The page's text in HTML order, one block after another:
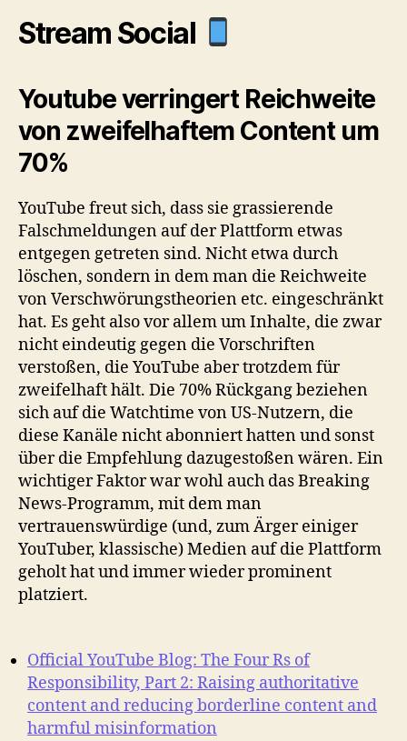
Stream Social
Youtube verringert Reichweite
von zweifelhaftem Content um
70%
YouTube freut sich, dass sie grassierende
Falschmeldungen auf der Plattform etwas
entgegen getreten sind. Nicht etwa durch
löschen, sondern in dem man die Reichweite
von Verschwörungstheorien etc. eingeschränkt
hat. Es geht also vor allem um Inhalte, die zwar
nicht eindeutig gegen die Vorschriften
verstoßen, die YouTube aber trotzdem für
zweifelhaft hält. Die 70% Rückgang beziehen
sich auf die Watchtime von US-Nutzern, die
diese Kanäle nicht abonniert hatten und sonst
über die Empfehlung dazugestoßen wären. Ein
wichtiger Faktor war wohl auch das Breaking
News-Programm, mit dem man
vertrauenswürdige (und, zum Ärger einiger
YouTuber, klassische) Medien auf die Plattform
geholt hat und immer wieder prominent
platziert.
Official YouTube Blog: The Four Rs of
Responsibility, Part 2: Raising authoritative
content and reducing borderline content and
harmful misinformation